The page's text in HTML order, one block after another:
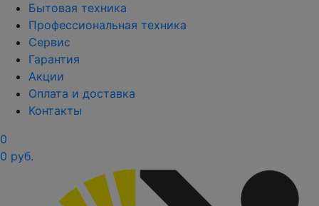
Бытовая техника
Профессиональная техника
Сервис
Гарантия
Акции
Оплата и доставка
Контакты
0
0 руб.